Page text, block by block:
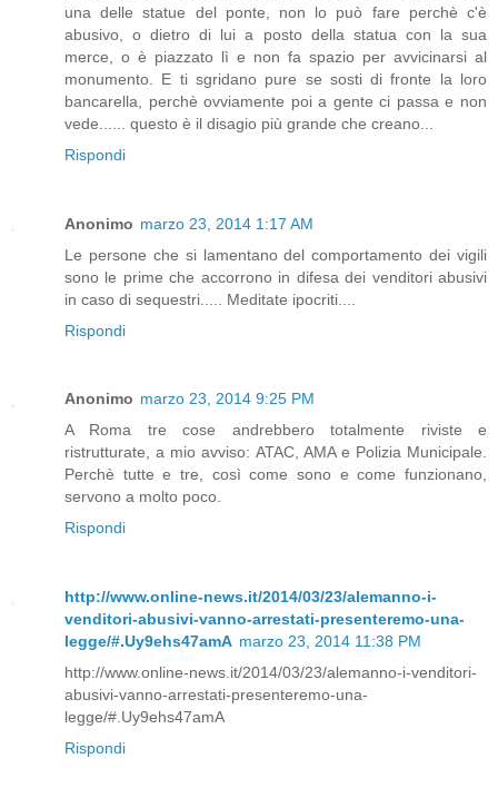
una delle statue del ponte, non lo può fare perchè c'è
abusivo, o dietro di lui a posto della statua con la sua
merce, o è piazzato lì e non fa spazio per avvicinarsi al
monumento. E ti sgridano pure se sosti di fronte la loro
bancarella, perchè ovviamente poi a gente ci passa e non
vede...... questo è il disagio più grande che creano...
Rispondi
Anonimo marzo 23, 2014 1:17 AM
Le persone che si lamentano del comportamento dei vigili
sono le prime che accorrono in difesa dei venditori abusivi
in caso di sequestri..... Meditate ipocriti....
Rispondi
Anonimo marzo 23, 2014 9:25 PM
A Roma tre cose andrebbero totalmente riviste e
ristrutturate, a mio avviso: ATAC, AMA e Polizia Municipale.
Perchè tutte e tre, così come sono e come funzionano,
servono a molto poco.
Rispondi
http://www.online-news.it/2014/03/23/alemanno-i-
venditori-abusivi-vanno-arrestati-presenteremo-una-
legge/#.Uy9ehs47amA marzo 23, 2014 11:38 PM
http://www.online-news.it/2014/03/23/alemanno-i-venditori-
abusivi-vanno-arrestati-presenteremo-una-
legge/#.Uy9ehs47amA
Rispondi